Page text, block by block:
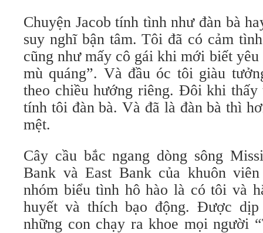
Chuyện Jacob tính tình như đàn bà
suy nghĩ bận tâm. Tôi đã có cảm
cũng như mấy cô gái khi mới biết
mù quáng”. Và đầu óc tôi giàu
theo chiều hướng riêng. Đôi khi thấy
tính tôi đàn bà. Và đã là đàn bà thì
mệt.
Cây cầu bắc ngang dòng sông
Bank và East Bank của khuôn
nhóm biểu tình hô hào là có tôi và
huyết và thích bạo động. Được
những con chạy ra khoe mọi người